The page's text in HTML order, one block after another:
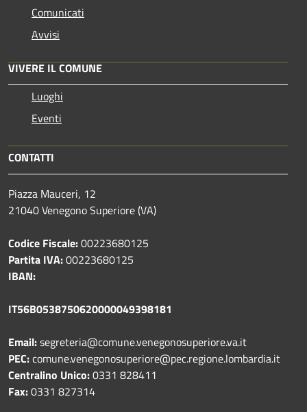
Comunicati
Avvisi
VIVERE IL COMUNE
Luoghi
Eventi
CONTATTI
Piazza Mauceri, 12
21040 Venegono Superiore (VA)
Codice Fiscale:00223680125
Partita IVA:00223680125
IBAN:
IT56B0538750620000049398181
Email:segreteria@comune.venegonosuperiore.va.it
PEC:comune.venegonosuperiore@pec.regione.lombardia.it
Centralino Unico:0331 828411
Fax:0331 827314